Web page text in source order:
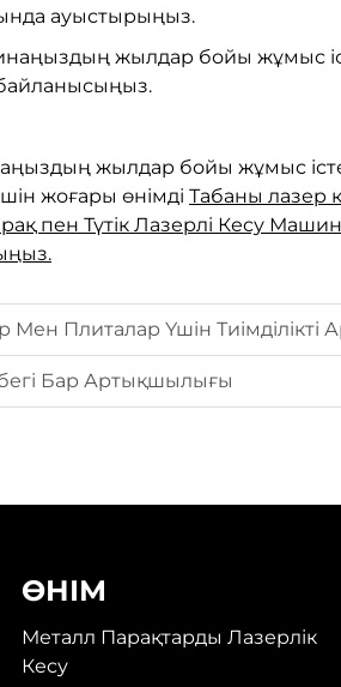
ауыстырыңыз.
жылдар бойы жұмыс
жылдар бойы жұмыс
жоғары өнімді Табаны лазер
пен Түтік Лазерлі Кесу
Плиталар Үшін Тиімділікті
Бар Артықшылығы
ӨНІМ
Металл Парақтарды Лазерлік
Кесу